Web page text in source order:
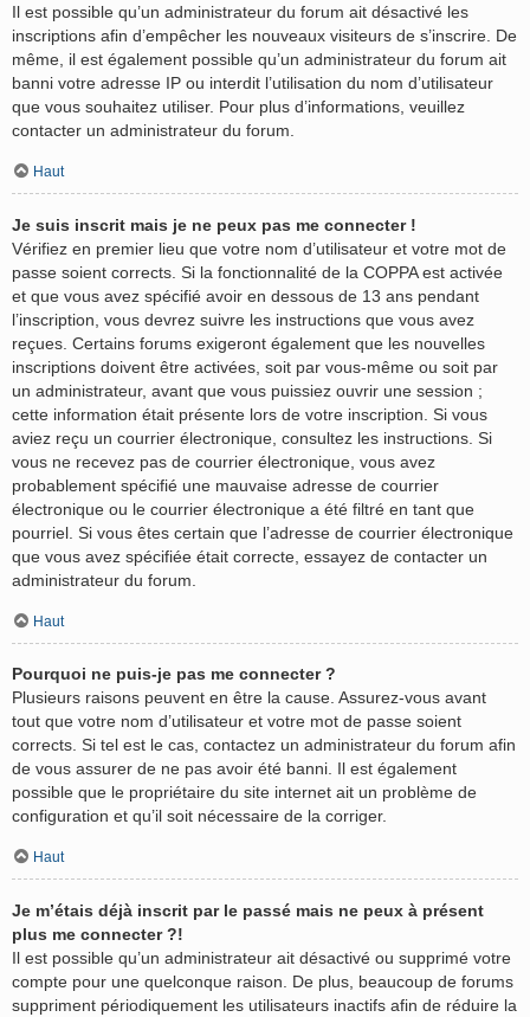
Il est possible qu’un administrateur du forum ait désactivé les
inscriptions afin d’empêcher les nouveaux visiteurs de s’inscrire. De
même, il est également possible qu’un administrateur du forum ait
banni votre adresse IP ou interdit l’utilisation du nom d’utilisateur
que vous souhaitez utiliser. Pour plus d’informations, veuillez
contacter un administrateur du forum.
Haut
Je suis inscrit mais je ne peux pas me connecter !
Vérifiez en premier lieu que votre nom d’utilisateur et votre mot de
passe soient corrects. Si la fonctionnalité de la COPPA est activée
et que vous avez spécifié avoir en dessous de 13 ans pendant
l’inscription, vous devrez suivre les instructions que vous avez
reçues. Certains forums exigeront également que les nouvelles
inscriptions doivent être activées, soit par vous-même ou soit par
un administrateur, avant que vous puissiez ouvrir une session ;
cette information était présente lors de votre inscription. Si vous
aviez reçu un courrier électronique, consultez les instructions. Si
vous ne recevez pas de courrier électronique, vous avez
probablement spécifié une mauvaise adresse de courrier
électronique ou le courrier électronique a été filtré en tant que
pourriel. Si vous êtes certain que l’adresse de courrier électronique
que vous avez spécifiée était correcte, essayez de contacter un
administrateur du forum.
Haut
Pourquoi ne puis-je pas me connecter ?
Plusieurs raisons peuvent en être la cause. Assurez-vous avant
tout que votre nom d’utilisateur et votre mot de passe soient
corrects. Si tel est le cas, contactez un administrateur du forum afin
de vous assurer de ne pas avoir été banni. Il est également
possible que le propriétaire du site internet ait un problème de
configuration et qu’il soit nécessaire de la corriger.
Haut
Je m’étais déjà inscrit par le passé mais ne peux à présent
plus me connecter ?!
Il est possible qu’un administrateur ait désactivé ou supprimé votre
compte pour une quelconque raison. De plus, beaucoup de forums
suppriment périodiquement les utilisateurs inactifs afin de réduire la